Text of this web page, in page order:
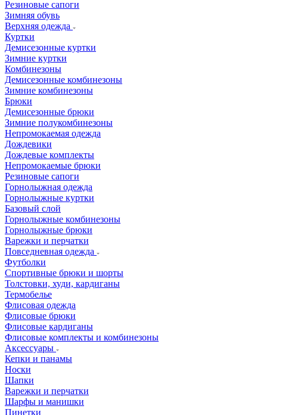
Резиновые сапоги
Зимняя обувь
Верхняя одежда
Куртки
Демисезонные куртки
Зимние куртки
Комбинезоны
Демисезонные комбинезоны
Зимние комбинезоны
Брюки
Демисезонные брюки
Зимние полукомбинезоны
Непромокаемая одежда
Дождевики
Дождевые комплекты
Непромокаемые брюки
Резиновые сапоги
Горнолыжная одежда
Горнолыжные куртки
Базовый слой
Горнолыжные комбинезоны
Горнолыжные брюки
Варежки и перчатки
Повседневная одежда
Футболки
Спортивные брюки и шорты
Толстовки, худи, кардиганы
Термобелье
Флисовая одежда
Флисовые брюки
Флисовые кардиганы
Флисовые комплекты и комбинезоны
Аксессуары
Кепки и панамы
Носки
Шапки
Варежки и перчатки
Шарфы и манишки
Пинетки